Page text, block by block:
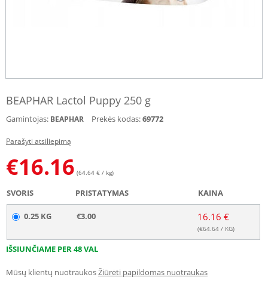
BEAPHAR Lactol Puppy 250 g
Gamintojas: BEAPHAR Prekės kodas:69772
Parašyti atsiliepimą
€16.16 (64.64 € / kg)
SVORIS PRISTATYMAS KAINA
0.25 KG €3.00 16.16 €
(€64.64 / KG)
IŠSIUNČIAME PER 48 VAL
Mūsų klientų nuotraukosŽiūrėti papildomas nuotraukas